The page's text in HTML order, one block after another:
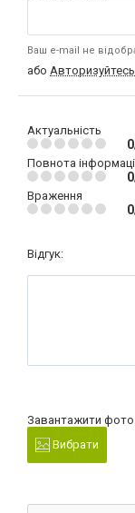
Ваш e-mail не
або Авторизуйтесь
Актуальність
Повнота
Враження
Відгук:
Завантажити
Вибрати